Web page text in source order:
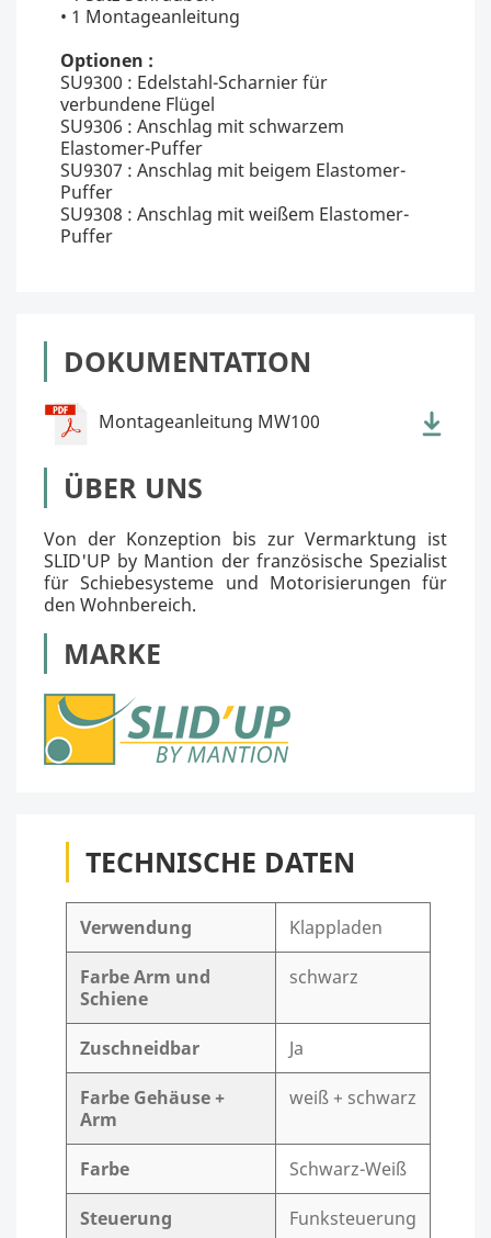
• 1 Montageanleitung
Optionen :
SU9300 : Edelstahl-Scharnier für
verbundene Flügel
SU9306 : Anschlag mit schwarzem
Elastomer-Puffer
SU9307 : Anschlag mit beigem Elastomer-
Puffer
SU9308 : Anschlag mit weißem Elastomer-
Puffer
DOKUMENTATION
Montageanleitung MW100
ÜBER UNS
Von der Konzeption bis zur Vermarktung ist
SLID'UP by Mantion der französische Spezialist
für Schiebesysteme und Motorisierungen für
den Wohnbereich.
MARKE
TECHNISCHE DATEN
Verwendung Klappladen
Farbe Arm und
Schiene
schwarz
Zuschneidbar Ja
Farbe Gehäuse +
Arm
weiß + schwarz
Farbe Schwarz-Weiß
Steuerung Funksteuerung